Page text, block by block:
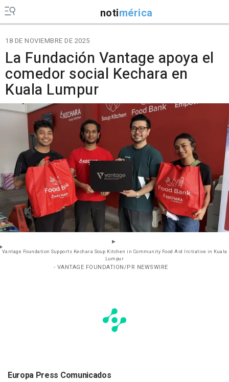
notimérica
18 DE NOVIEMBRE DE 2025
La Fundación Vantage apoya el
comedor social Kechara en
Kuala Lumpur
Vantage Foundation Supports Kechara Soup Kitchen in Community Food Aid Initiative in Kuala
Lumpur
- VANTAGE FOUNDATION/PR NEWSWIRE
Europa Press Comunicados